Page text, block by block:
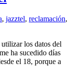
, jazztel, reclamación,
los datos del
ha sucedido días
el 18, porque a